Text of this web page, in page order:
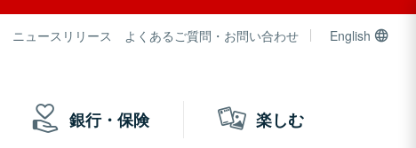
ニュースリリース よくあるご質問・お問い合わせ English
銀行・保険 楽しむ